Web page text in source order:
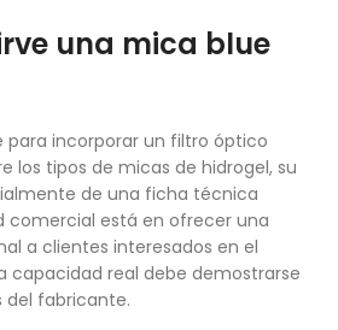
una mica blue
para incorporar un filtro óptico
los tipos de micas de hidrogel, su
de una ficha técnica
comercial está en ofrecer una
a clientes interesados en el
capacidad real debe demostrarse
fabricante.